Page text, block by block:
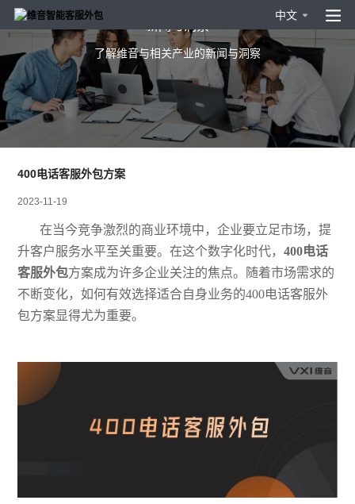
中文
了解维音与相关产业的新闻与洞察
400电话客服外包方案
2023-11-19
在当今竞争激烈的商业环境中，企业要立足市场，提
升客户服务水平至关重要。在这个数字化时代，400电话
客服外包方案成为许多企业关注的焦点。随着市场需求的
不断变化，如何有效选择适合自身业务的400电话客服外
包方案显得尤为重要。